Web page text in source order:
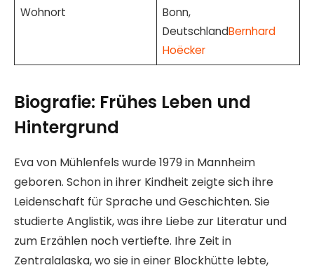
Wohnort
Bonn,
DeutschlandBernhard
Hoëcker
Biografie: Frühes Leben und
Hintergrund
Eva von Mühlenfels wurde 1979 in Mannheim
geboren. Schon in ihrer Kindheit zeigte sich ihre
Leidenschaft für Sprache und Geschichten. Sie
studierte Anglistik, was ihre Liebe zur Literatur und
zum Erzählen noch vertiefte. Ihre Zeit in
Zentralalaska, wo sie in einer Blockhütte lebte,